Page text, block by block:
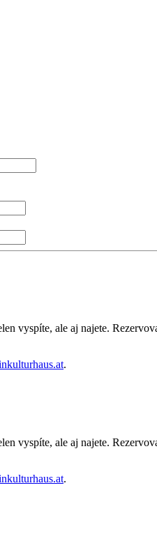
vyspíte, ale aj najete.
.
vyspíte, ale aj najete.
.